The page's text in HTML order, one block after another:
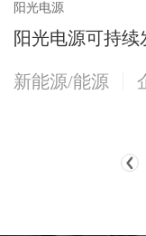
阳光电源
阳光电源可持
新能源/能源